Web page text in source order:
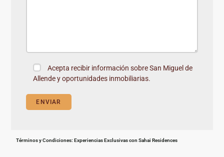
Acepta recibir información sobre San Miguel de
Allende y oportunidades inmobiliarias.
Términos y Condiciones: Experiencias Exclusivas con Sahai Residences